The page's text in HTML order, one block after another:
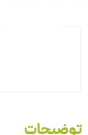
توضیحات